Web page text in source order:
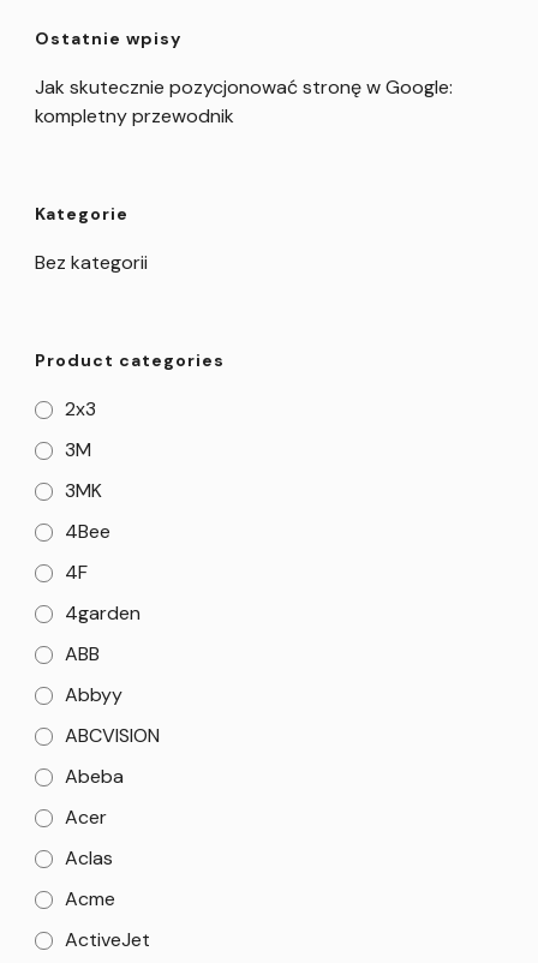
Ostatnie wpisy
Jak skutecznie pozycjonować stronę w Google:
kompletny przewodnik
Kategorie
Bez kategorii
Product categories
2x3
3M
3MK
4Bee
4F
4garden
ABB
Abbyy
ABCVISION
Abeba
Acer
Aclas
Acme
ActiveJet